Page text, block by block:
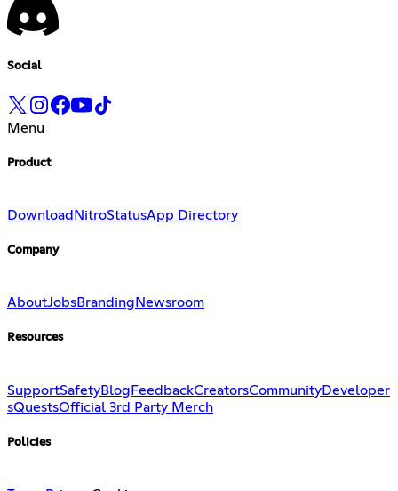
Social
Menu
Product
Download NitroStatusApp Directory
Company
AboutJobsBranding Newsroom
Resources
SupportSafetyBlog FeedbackCreatorsCommunityDeveloper
sQuestsOfficial 3rd Party Merch
Policies